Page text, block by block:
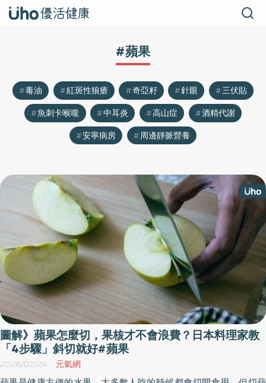
#蘋果
毒油 紅斑性狼瘡 奇亞籽 針眼
三伏貼
魚刺卡喉嚨
中耳炎 高山症
酒精代謝
安寧病房
周邊靜脈營養
圖解》蘋果怎麼切，果核才不會浪費？日本料理家教
「4步驟」斜切就好#蘋果
2026/02/24 元氣網